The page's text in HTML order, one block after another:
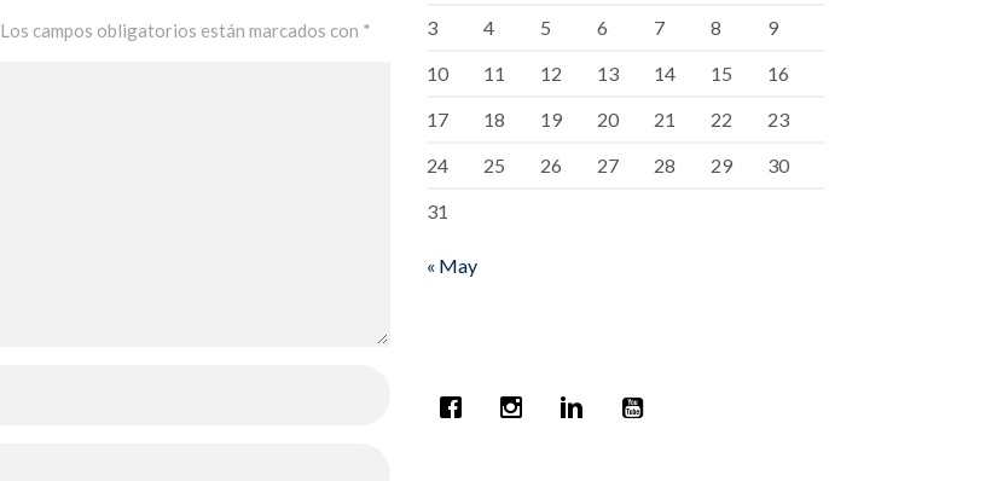
Los campos obligatorios están marcados con *
3
4 5 6 7 8
9
10
11 12 13 14 15
16
17
18 19 20 21 22
23
24
25 26 27 28 29
30
31
« May